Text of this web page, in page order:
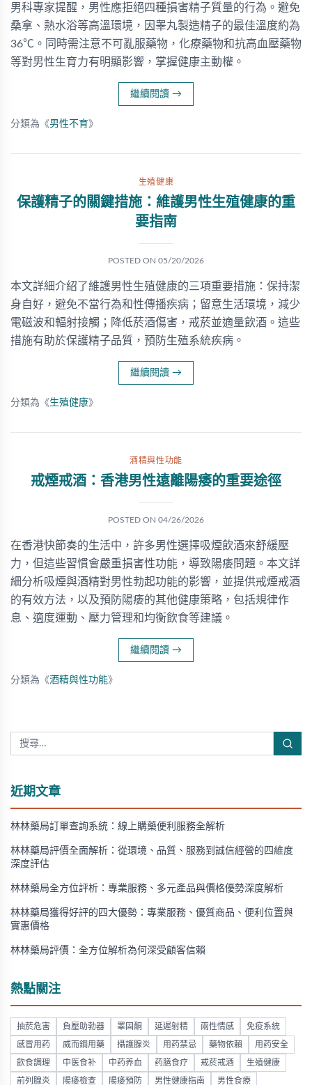
男科專家提醒，男性應拒絕四種損害精子質量的行為。避免
桑拿、熱水浴等高溫環境，因睾丸製造精子的最佳溫度約為
36℃。同時需注意不可亂服藥物，化療藥物和抗高血壓藥物
等對男性生育力有明顯影響，掌握健康主動權。
繼續閱讀 →
分類為《男性不育》
生殖健康
保護精子的關鍵措施：維護男性生殖健康的重
要指南
POSTED ON 05/20/2026
本文詳細介紹了維護男性生殖健康的三項重要措施：保持潔
身自好，避免不當行為和性傳播疾病；留意生活環境，減少
電磁波和輻射接觸；降低菸酒傷害，戒菸並適量飲酒。這些
措施有助於保護精子品質，預防生殖系統疾病。
繼續閱讀 →
分類為《生殖健康》
酒精與性功能
戒煙戒酒：香港男性遠離陽痿的重要途徑
POSTED ON 04/26/2026
在香港快節奏的生活中，許多男性選擇吸煙飲酒來舒緩壓
力，但這些習慣會嚴重損害性功能，導致陽痿問題。本文詳
細分析吸煙與酒精對男性勃起功能的影響，並提供戒煙戒酒
的有效方法，以及預防陽痿的其他健康策略，包括規律作
息、適度運動、壓力管理和均衡飲食等建議。
繼續閱讀 →
分類為《酒精與性功能》
近期文章
林林藥局訂單查詢系統：線上購藥便利服務全解析
林林藥局評價全面解析：從環境、品質、服務到誠信經營的四維度
深度評估
林林藥局全方位評析：專業服務、多元產品與價格優勢深度解析
林林藥局獲得好評的四大優勢：專業服務、優質商品、便利位置與
實惠價格
林林藥局評價：全方位解析為何深受顧客信賴
熱點關注
抽菸危害 負壓助勃器 睪固酮 延遲射精 兩性情感 免疫系統
感冒用药 威而鋼用藥 攝護腺炎 用药禁忌 藥物依賴 用药安全
飲食調理 中医食补 中药养血 药膳食疗 戒菸戒酒 生殖健康
前列腺炎 陽痿檢查 陽痿預防 男性健康指南 男性食療